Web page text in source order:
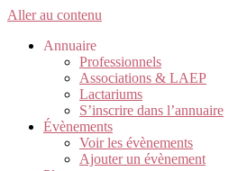
Aller au contenu
Annuaire
Professionnels
Associations & LAEP
Lactariums
S’inscrire dans l’annuaire
Évènements
Voir les évènements
Ajouter un évènement